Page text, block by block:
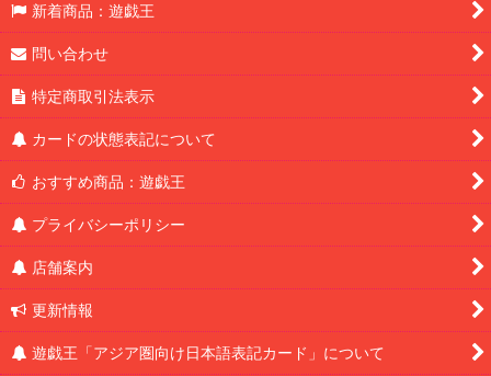
新着商品：遊戯王
問い合わせ
特定商取引法表示
カードの状態表記について
おすすめ商品：遊戯王
プライバシーポリシー
店舗案内
更新情報
遊戯王「アジア圏向け日本語表記カード」について